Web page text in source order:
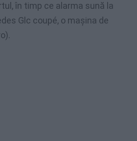
în timp ce alarma sună la
Glc coupé, o mașina de